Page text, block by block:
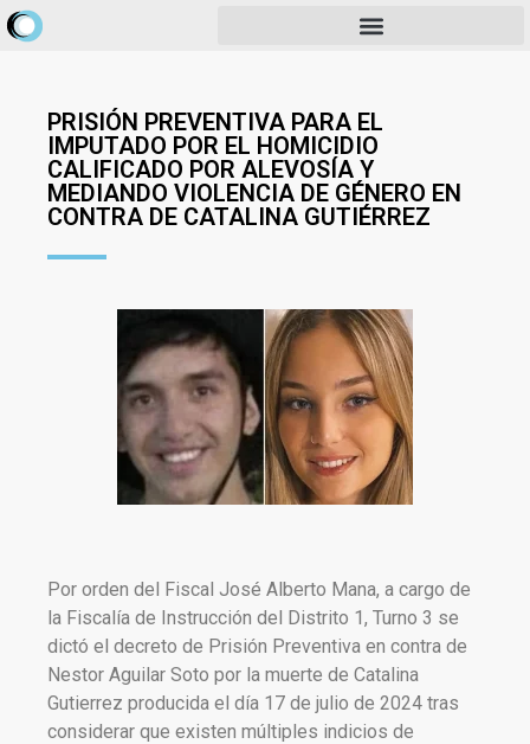
PRISIÓN PREVENTIVA PARA EL
IMPUTADO POR EL HOMICIDIO
CALIFICADO POR ALEVOSÍA Y
MEDIANDO VIOLENCIA DE GÉNERO EN
CONTRA DE CATALINA GUTIÉRREZ
Por orden del Fiscal José Alberto Mana, a cargo de
la Fiscalía de Instrucción del Distrito 1, Turno 3 se
dictó el decreto de Prisión Preventiva en contra de
Nestor Aguilar Soto por la muerte de Catalina
Gutierrez producida el día 17 de julio de 2024 tras
considerar que existen múltiples indicios de